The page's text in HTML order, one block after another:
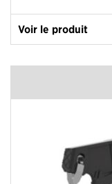
Voir le produit